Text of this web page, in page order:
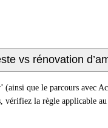
vs rénovation
que le parcours avec
vérifiez la règle applicable